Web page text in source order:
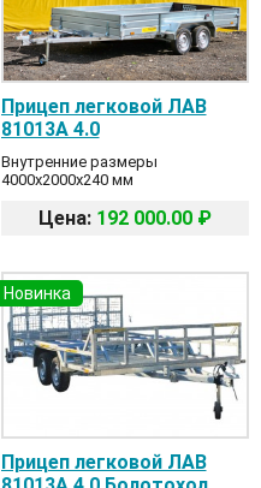
Прицеп легковой ЛАВ
81013A 4.0
Внутренние размеры
4000x2000x240 мм
Цена: 192 000.00 ₽
Новинка
Прицеп легковой ЛАВ